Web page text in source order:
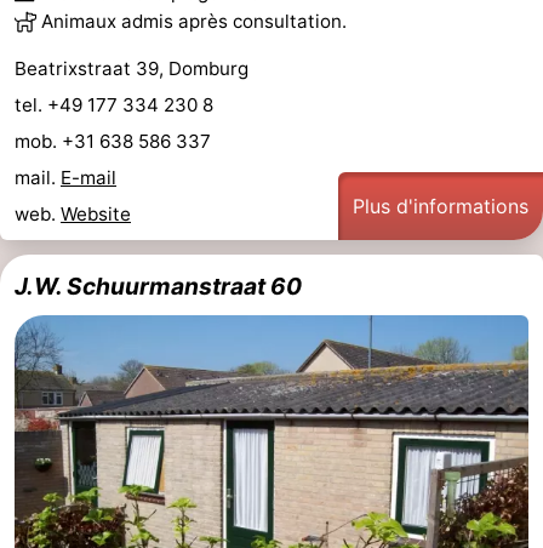
Animaux admis après consultation.
Beatrixstraat 39, Domburg
tel. +49 177 334 230 8
mob. +31 638 586 337
mail. E-mail
web. Website Plus d'informations
J.W. Schuurmanstraat 60